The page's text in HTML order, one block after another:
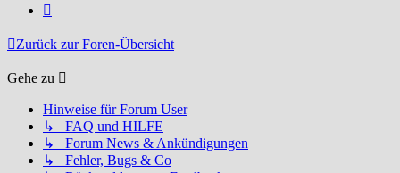
Zurück zur Foren-Übersicht
Gehe zu
Hinweise für Forum User
↳ FAQ und HILFE
↳ Forum News & Ankündigungen
↳ Fehler, Bugs & Co